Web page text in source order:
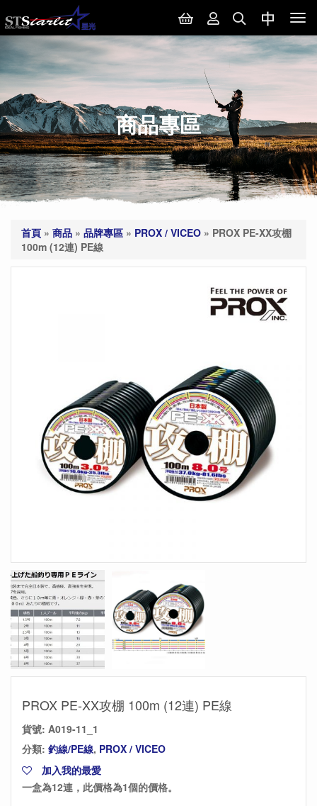
商品專區
首頁 » 商品 » 品牌專區 » PROX / VICEO » PROX PE-XX攻棚
100m (12連) PE線
PROX PE-XX攻棚 100m (12連) PE線
貨號: A019-11_1
分類: 釣線/PE線, PROX / VICEO
加入我的最愛
一盒為12連，此價格為1個的價格。